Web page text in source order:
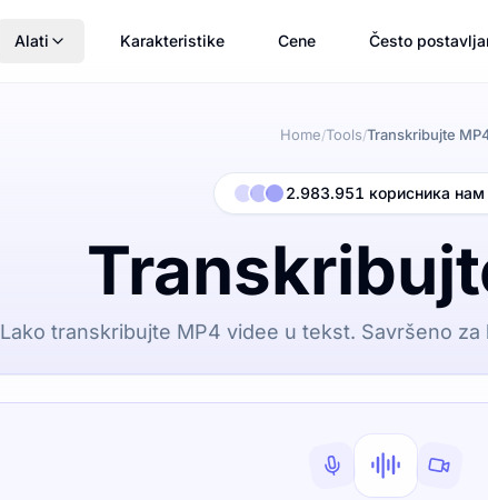
Alati Karakteristike Cene Često
Home/Tools/Transkribujte
2.983.951 корисника нам
Lako transkribujte MP4 videe u tekst. Savršeno